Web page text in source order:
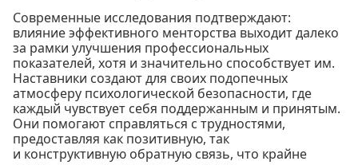
Современные исследования подтверждают:
влияние эффективного менторства выходит далеко
за рамки улучшения профессиональных
показателей, хотя и значительно способствует им.
Наставники создают для своих подопечных
атмосферу психологической безопасности, где
каждый чувствует себя поддержанным и принятым.
Они помогают справляться с трудностями,
предоставляя как позитивную, так
и конструктивную обратную связь, что крайне